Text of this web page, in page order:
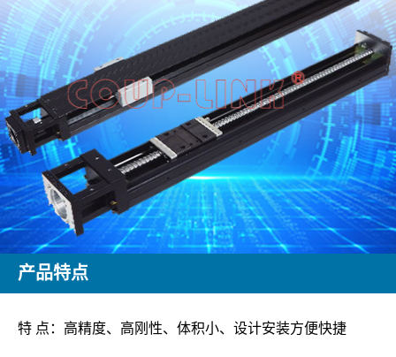
产品特点
特 点：高精度、高刚性、体积小、设计安装方便快捷